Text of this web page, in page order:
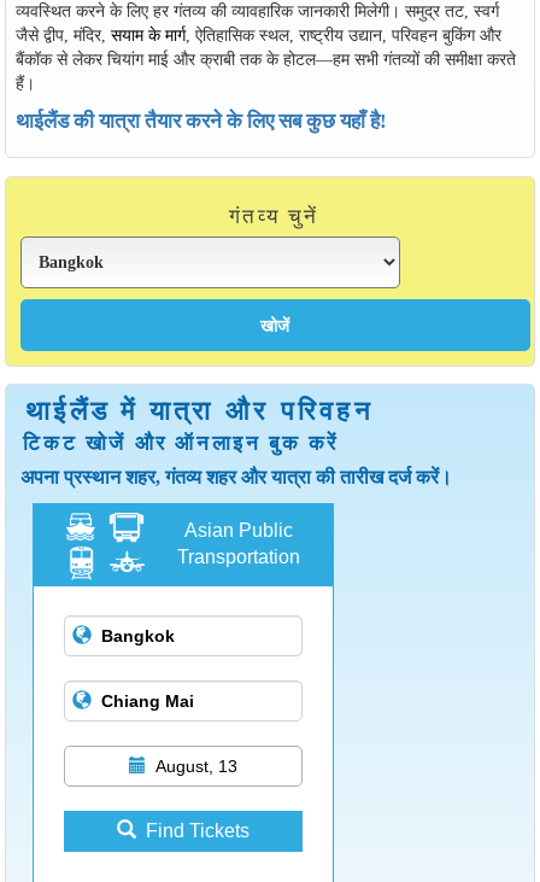
व्यवस्थित करने के लिए हर गंतव्य की व्यावहारिक जानकारी मिलेगी। समुद्र तट, स्वर्ग
जैसे द्वीप, मंदिर, सयाम के मार्ग, ऐतिहासिक स्थल, राष्ट्रीय उद्यान, परिवहन बुकिंग और
बैंकॉक से लेकर चियांग माई और क्राबी तक के होटल—हम सभी गंतव्यों की समीक्षा करते
हैं।
थाईलैंड की यात्रा तैयार करने के लिए सब कुछ यहाँ है!
गंतव्य चुनें
थाईलैंड में यात्रा और परिवहन
टिकट खोजें और ऑनलाइन बुक करें
अपना प्रस्थान शहर, गंतव्य शहर और यात्रा की तारीख दर्ज करें।
Asian Public
Transportation
August, 13
Find Tickets